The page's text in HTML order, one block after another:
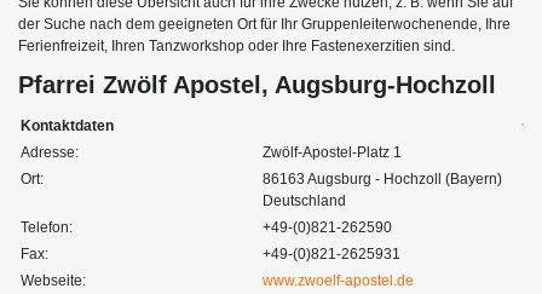
der Suche nach dem geeigneten Ort für Ihr Gruppenleiterwochenende, Ihre
Ferienfreizeit, Ihren Tanzworkshop oder Ihre Fastenexerzitien sind.
Pfarrei Zwölf Apostel, Augsburg-Hochzoll
Kontaktdaten
Adresse:
Zwölf-Apostel-Platz 1
Ort:
86163 Augsburg - Hochzoll (Bayern)
Deutschland
Telefon:
+49-(0)821-262590
Fax:
+49-(0)821-2625931
Webseite:
www.zwoelf-apostel.de